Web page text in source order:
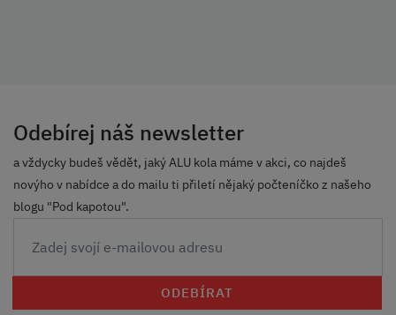
Odebírej náš newsletter
a vždycky budeš vědět, jaký ALU kola máme v akci, co najdeš
novýho v nabídce a do mailu ti přiletí nějaký počteníčko z našeho
blogu "Pod kapotou".
ODEBÍRAT